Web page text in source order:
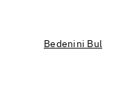
Bedenini Bul